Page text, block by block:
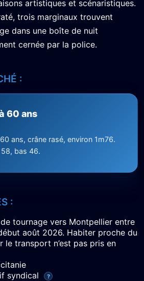
artistiques et scénaristiques.
trois marginaux trouvent
dans une boîte de nuit
cernée par la police.
:
60 ans
ans, crâne rasé, environ 1m76.
bas 46.
:
tournage vers Montpellier entre
août 2026. Habiter proche du
le transport n’est pas pris en
syndical ?